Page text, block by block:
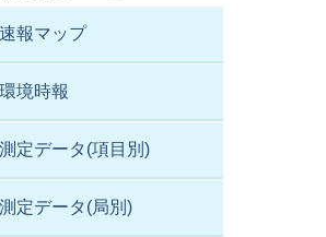
速報マップ
環境時報
測定データ(項目別)
測定データ(局別)